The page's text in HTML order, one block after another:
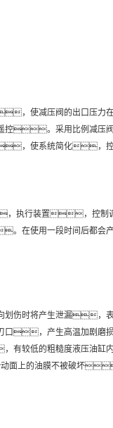
，使减压阀的出口压
控。采用比例减压
，使系统简化，控
，执行装置，控
。在使用一段时间后都
划伤时将产生泄漏，
口，产生高温加剧磨
较低的粗糙度液压油缸
面上的油膜不被破坏